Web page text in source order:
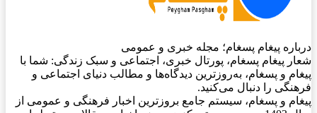
درباره پیغام پسغام؛ مجله خبری و عمومی
شعار پیغام پسغام، پورتال خبری، اجتماعی و سبک زندگی: شما با
پیغام و پسغام، به‌روزترین دیدگاه‌ها و مطالب دنیای اجتماعی و
فرهنگی را دنبال می‌کنید.
پیغام و پسغام، سیستم جامع بروزترین اخبار فرهنگی و عمومی از